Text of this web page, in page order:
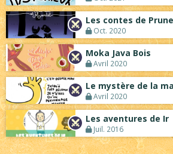
Les contes de
Oct. 2020
Moka Java Bois
Avril 2020
Le mystère de la
Avril 2020
Les aventures de Ir
Juil. 2016